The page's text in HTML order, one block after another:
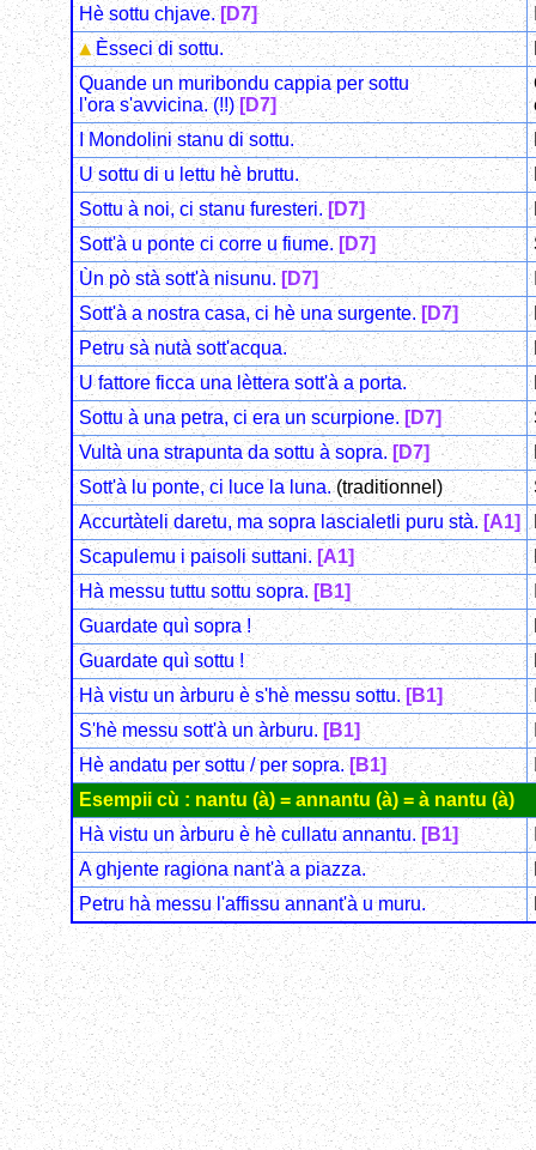
Hè sottu chjave.[D7]
Èsseci di sottu.
Quande un muribondu cappia per sottu
l'ora s'avvicina. (!!)[D7]
I Mondolini stanu di sottu.
U sottu di u lettu hè bruttu.
Sottu à noi, ci stanu furesteri. [D7]
Sott'à u ponte ci corre u fiume. [D7]
Ùn pò stà sott'à nisunu. [D7]
Sott'à a nostra casa, ci hè una surgente.[D7]
Petru sà nutà sott'acqua.
U fattore ficca una lèttera sott'à a porta.
Sottu à una petra, ci era un scurpione. [D7]
Vultà una strapunta da sottu à sopra.[D7]
Sott'à lu ponte, ci luce la luna.(traditionnel)
Accurtàteli daretu, ma sopra lascialetli puru stà.[A1]
Scapulemu i paisoli suttani. [A1]
Hà messu tuttu sottu sopra. [B1]
Guardate quì sopra !
Guardate quì sottu !
Hà vistu un àrburu è s'hè messu sottu. [B1]
S'hè messu sott'à un àrburu. [B1]
Hè andatu per sottu / per sopra.[B1]
Esempii cù : nantu (à) = annantu (à) = à nantu (à)
Hà vistu un àrburu è hè cullatu annantu.[B1]
A ghjente ragiona nant'à a piazza.
Petru hà messu l'affissu annant'à u muru.